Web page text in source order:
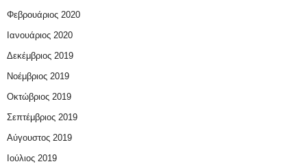
Φεβρουάριος 2020
Ιανουάριος 2020
Δεκέμβριος 2019
Νοέμβριος 2019
Οκτώβριος 2019
Σεπτέμβριος 2019
Αύγουστος 2019
Ιούλιος 2019